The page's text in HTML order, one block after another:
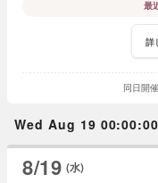
最
詳
同日開
Wed Aug 19 00:00:00
8/19 (水)